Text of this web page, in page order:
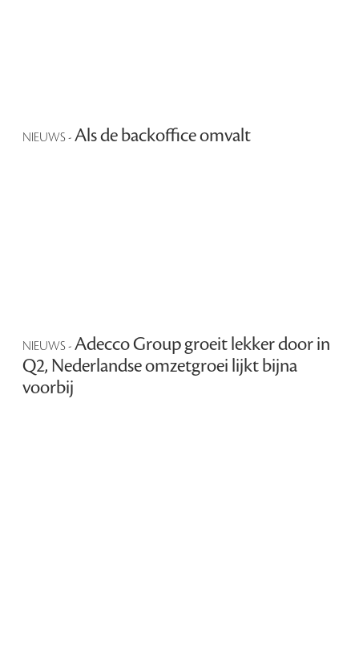
NIEUWS -Als de backoffice omvalt
NIEUWS -Adecco Group groeit lekker door in
Q2, Nederlandse omzetgroei lijkt bijna
voorbij